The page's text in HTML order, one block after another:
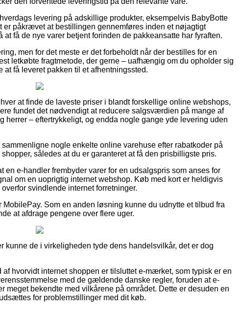
levering på adskillige produkter, eksempelvis BabyBotte
påkrævet at bestillingen gennemføres inden et nøjagtigt
få de nye varer betjent forinden de pakkeansatte har fyraften.
men for det meste er det forbeholdt når der bestilles for en
letkøbte fragtmetode, der gerne – uafhængig om du opholder sig
få leveret pakken til et afhentningssted.
at finde de laveste priser i blandt forskellige online webshops,
fundet det nødvendigt at reducere salgsværdien på mange af
herrer – eftertrykkeligt, og endda nogle gange yde levering uden
nogle enkelte online varehuse efter rabatkoder på
således at du er garanteret at få den prisbilligste pris.
e-handler frembyder varer for en udsalgspris som anses for
om en uoprigtig internet webshop. Køb med kort er heldigvis
svindlende internet forretninger.
Som en anden løsning kunne du udnytte et tilbud fra
at afdrage pengene over flere uger.
kunne de i virkeligheden tyde dens handelsvilkår, det er dog
hvorvidt internet shoppen er tilsluttet e-mærket, som typisk er en
med de gældende danske regler, foruden at e-
meget bekendte med vilkårene på området. Dette er desuden en
for problemstillinger med dit køb.